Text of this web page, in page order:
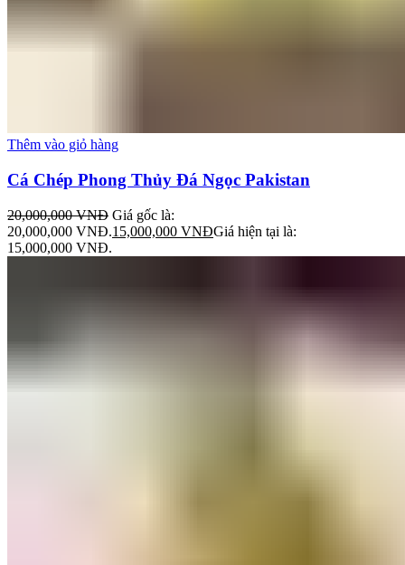
Thêm vào giỏ hàng
Cá Chép Phong Thủy Đá Ngọc Pakistan
20,000,000VNĐ Giá gốc là:
20,000,000 VNĐ.15,000,000 VNĐGiá hiện tại là:
15,000,000 VNĐ.